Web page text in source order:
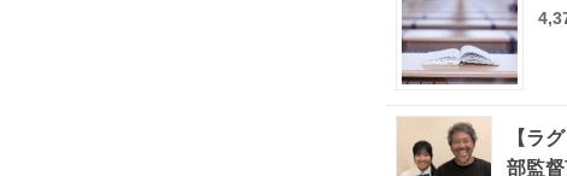
【ラ
部監督]